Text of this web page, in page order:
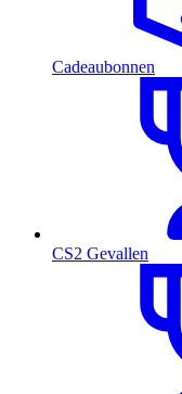
Cadeaubonnen
CS2 Gevallen